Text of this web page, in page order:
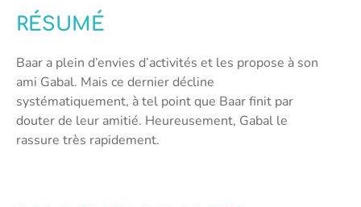
RÉSUMÉ
Baar a plein d’envies d’activités et les propose à son
ami Gabal. Mais ce dernier décline
systématiquement, à tel point que Baar finit par
douter de leur amitié. Heureusement, Gabal le
rassure très rapidement.